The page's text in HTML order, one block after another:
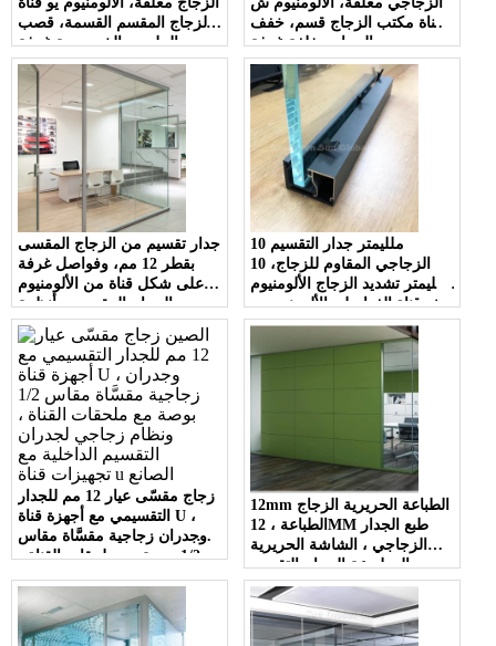
الزجاج المقسم القسمة، قصب
الملمس الخصوصية غرفة
الزجاج مقسم
قناة مكتب الزجاج قسم، خفف
من الزجاج مغلفة غرفة
المعيشة جدار مقسم
جدار تقسيم من الزجاج المقسى
بقطر 12 مم، وفواصل غرفة
على شكل قناة من الألومنيوم
من الزجاج المقسى، وأنظمة
تقسيم المكاتب الزجاجية بإطار
من الألومنيوم
10 ملليمتر جدار التقسيم
الزجاجي المقاوم للزجاج، 10
ملليمتر تشديد الزجاج الألومنيوم
ش قناة الفواصل، الألومنيوم يو
تشان زجاج الجدار نظام الجدار
زجاج مقسّى عيار 12 مم للجدار
التقسيمي مع أجهزة قناة U ،
وجدران زجاجية مقسَّاة مقاس
1/2 بوصة مع ملحقات القناة ،
12mm الطباعة الحريرية الزجاج
الطباعة ، 12MM طبع الجدار
الزجاجي ، الشاشة الحريرية
المطبوعة الزجاج التقسيم